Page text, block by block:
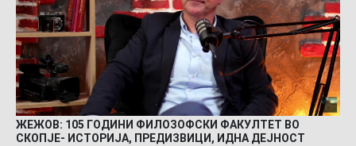
ЖЕЖОВ: 105 ГОДИНИ ФИЛОЗОФСКИ ФАКУЛТЕТ ВО
СКОПЈЕ- ИСТОРИЈА, ПРЕДИЗВИЦИ, ИДНА ДЕЈНОСТ